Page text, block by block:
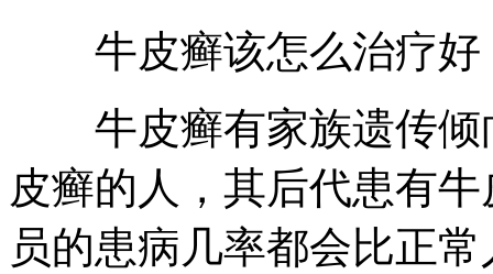
牛皮癣该怎么治疗好
牛皮癣有家族遗传倾
皮癣的人，其后代患有
员的患病几率都会比正